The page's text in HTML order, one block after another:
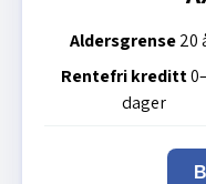
Aldersgrense20
Rentefri kreditt
dager